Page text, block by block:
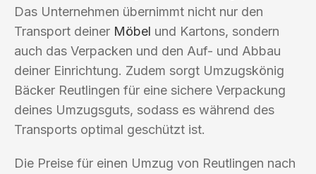
Das Unternehmen übernimmt nicht nur den
Transport deiner Möbel und Kartons, sondern
auch das Verpacken und den Auf- und Abbau
deiner Einrichtung. Zudem sorgt Umzugskönig
Bäcker Reutlingen für eine sichere Verpackung
deines Umzugsguts, sodass es während des
Transports optimal geschützt ist.
Die Preise für einen Umzug von Reutlingen nach